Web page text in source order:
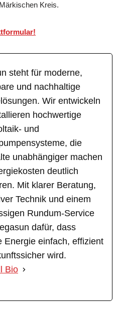
Kreis.
steht für moderne,
und nachhaltige
Wir entwickeln
hochwertige
und
die
unabhängiger machen
deutlich
Mit klarer Beratung,
Technik und einem
Rundum-Service
dafür, dass
Energie einfach, effizient
wird.
Bio